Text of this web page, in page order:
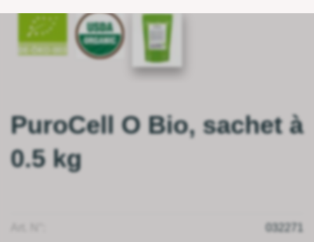
PuroCell O Bio, sachet à
0.5 kg
032271